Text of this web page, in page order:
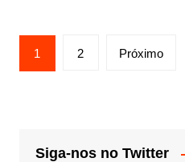
Paginação
de
1 2 Próximo
Siga-nos no Twitter